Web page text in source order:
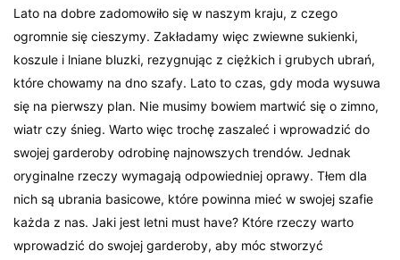
Lato na dobre zadomowiło się w naszym kraju, z czego
ogromnie się cieszymy. Zakładamy więc zwiewne sukienki,
koszule i lniane bluzki, rezygnując z ciężkich i grubych ubrań,
które chowamy na dno szafy. Lato to czas, gdy moda wysuwa
się na pierwszy plan. Nie musimy bowiem martwić się o zimno,
wiatr czy śnieg. Warto więc trochę zaszaleć i wprowadzić do
swojej garderoby odrobinę najnowszych trendów. Jednak
oryginalne rzeczy wymagają odpowiedniej oprawy. Tłem dla
nich są ubrania basicowe, które powinna mieć w swojej szafie
każda z nas. Jaki jest letni must have? Które rzeczy warto
wprowadzić do swojej garderoby, aby móc stworzyć